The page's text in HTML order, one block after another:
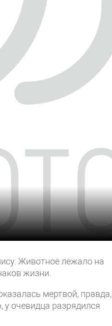
Животное лежало на
жизни.
мертвой, правда,
очевидца разрядился